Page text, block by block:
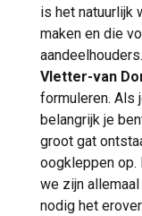
is het natuurlijk
maken en die
Vletter-van
formuleren. Als
belangrijk je
groot gat
oogkleppen op.
we zijn
nodig het